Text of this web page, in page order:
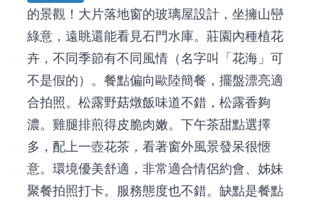
的景觀！大片落地窗的玻璃屋設計，坐擁山巒
綠意，遠眺還能看見石門水庫。莊園內種植花
卉，不同季節有不同風情（名字叫「花海」可
不是假的）。餐點偏向歐陸簡餐，擺盤漂亮適
合拍照。松露野菇燉飯味道不錯，松露香夠
濃。雞腿排煎得皮脆肉嫩。下午茶甜點選擇
多，配上一壺花茶，看著窗外風景發呆很愜
意。環境優美舒適，非常適合情侶約會、姊妹
聚餐拍照打卡。服務態度也不錯。缺點是餐點